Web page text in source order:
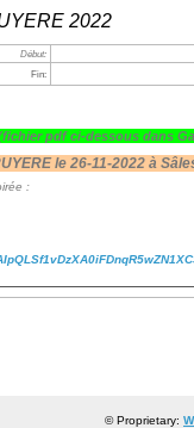
2022
Début:
Fin:
pdf ci-dessous dans
le 26-11-2022 à
:
© Proprietary: